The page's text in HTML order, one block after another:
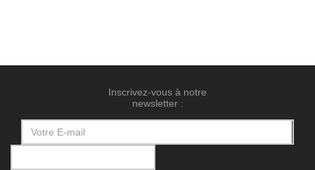
Inscrivez-vous à notre
newsletter :